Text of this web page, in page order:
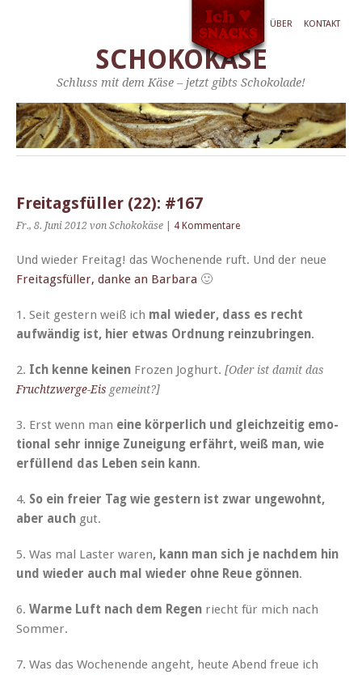
ÜBER KONTAKT
SCHOKOKÄSE
Schluss mit dem Käse – jetzt gibts Schokolade!
Freitagsfüller (22): #167
Fr., 8. Juni 2012 von Schokokäse 4 Kommentare
Und wieder Fre­itag! das Woch­enende ruft. Und der neue
Fre­itags­füller, danke an Bar­bara 🙂
1. Seit gestern weiß ich mal wieder, dass es recht
aufwändig ist, hier etwas Ord­nung reinzubrin­gen.
2. Ich kenne keinen Frozen Joghurt. [Oder ist damit das
Fruchtzw­erge-Eis gemeint?]
3. Erst wenn man eine kör­per­lich und gle­ichzeit­ig emo­
tion­al sehr innige Zunei­gung erfährt, weiß man, wie
erfül­lend das Leben sein kann.
4. So ein freier Tag wie gestern ist zwar unge­wohnt,
aber auch gut.
5. Was mal Laster waren, kann man sich je nach­dem hin
und wieder auch mal wieder ohne Reue gön­nen.
6. Warme Luft nach dem Regen riecht für mich nach
Sommer.
7. Was das Woch­enende ange­ht, heute Abend freue ich